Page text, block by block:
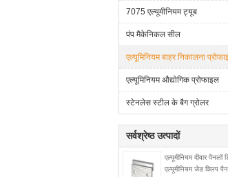
7075 एल्यूमीनियम ट्यूब
पंप मैकेनिकल सील
एल्यूमिनियम बाहर निकालना
एल्यूमिनियम औद्योगिक प्रोफाइल
स्टेनलेस स्टील के बैग ग्रोलर
सर्वश्रेष्ठ उत्पादों
एल्यूमीनियम दीवार
एल्यूमीनियम जेड क्लिप